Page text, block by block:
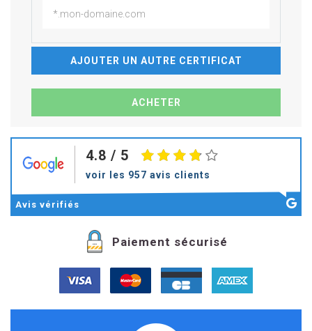
AJOUTER UN AUTRE CERTIFICAT
4.8 / 5
voir les 957 avis clients
Avis vérifiés
Paiement sécurisé